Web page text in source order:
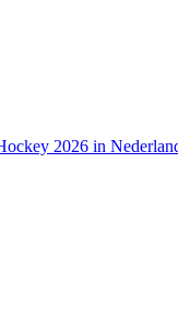
2026 in